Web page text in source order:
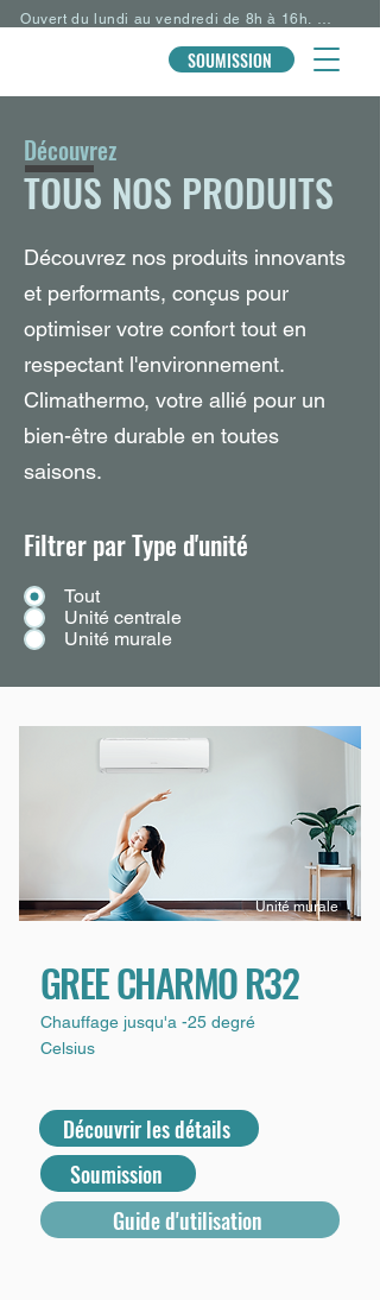
SOUMISSION
Ouvert du lundi au vendredi de 8h à 16h.
TEL Sherbrooke: 1-819-575-8305
TEL Granby: 1-450-574-8397
Découvrez
TOUS NOS PRODUITS
Découvrez nos produits innovants
et performants, conçus pour
optimiser votre confort tout en
respectant l'environnement.
Climathermo, votre allié pour un
bien-être durable en toutes
saisons.
Filtrer par Type d'unité
Tout
Unité centrale
Unité murale
GREE CHARMO R32
Chauffage jusqu'a -25 degré
Celsius
Découvrir les détails
Soumission
Guide d'utilisation
Unité murale